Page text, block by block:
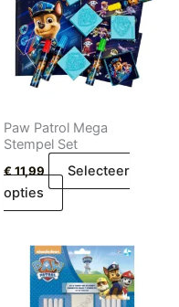
Paw Patrol Mega
Stempel Set
€11,99
Selecteer
opties